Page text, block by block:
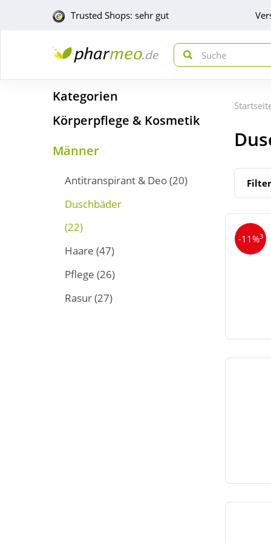
Trusted Shops: sehr gut
Kategorien
Körperpflege & Kosmetik
Männer
Antitranspirant & Deo(20)
Duschbäder
(22)
Haare (47)
Pflege (26)
Rasur(27)
-11%3